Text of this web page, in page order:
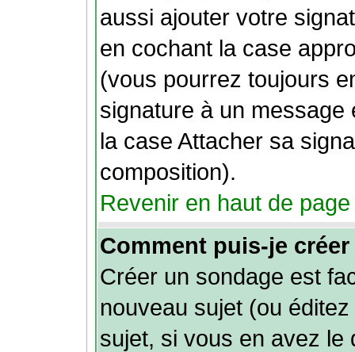
aussi ajouter votre
en cochant la case
(vous pourrez toujours
signature à un
la case Attacher sa
composition).
Revenir en haut de page
Comment puis-je
Créer un sondage est
nouveau sujet (ou
sujet, si vous en avez le